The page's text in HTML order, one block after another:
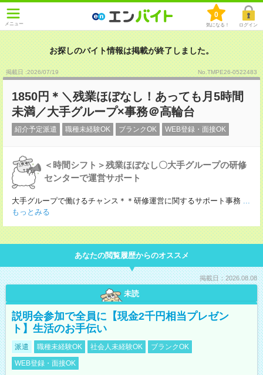
メニュー
0
気になる！ ログイン
お探しのバイト情報は掲載が終了しました。
掲載日 :2026/07/19 No.TMPE26-0522483
1850円＊＼残業ほぼなし！あっても月5時間
未満／大手グループ×事務＠高輪台
紹介予定派遣 職種未経験OK ブランクOK WEB登録・面接OK
＜時間シフト＞残業ほぼなし〇大手グループの研修
センターで運営サポート
大手グループで働けるチャンス＊＊研修運営に関するサポート事務 ...
もっとみる
あなたの閲覧履歴からのオススメ
掲載日：2026.08.08
未読
説明会参加で全員に【現金2千円相当プレゼン
ト】生活のお手伝い
派遣 職種未経験OK 社会人未経験OK
ブランクOK
WEB登録・面接OK